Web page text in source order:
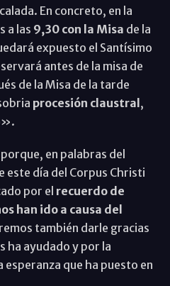
En concreto, en la
a las 9,30 con la Misa de la
expuesto el Santísimo
antes de la misa de
de la Misa de la tarde
procesión claustral,
en palabras del
día del Corpus Christi
por el recuerdo de
han ido a causa del
también darle gracias
ha ayudado y por la
que ha puesto en